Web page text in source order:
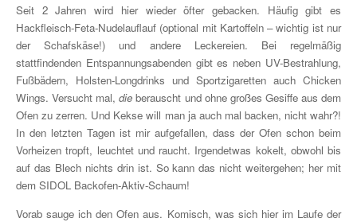
Seit 2 Jahren wird hier wieder öfter gebacken. Häufig gibt es
Hackfleisch-Feta-Nudelauflauf (optional mit Kartoffeln – wichtig ist nur
der Schafskäse!) und andere Leckereien. Bei regelmäßig
stattfindenden Entspannungsabenden gibt es neben UV-Bestrahlung,
Fußbädern, Holsten-Longdrinks und Sportzigaretten auch Chicken
Wings. Versucht mal,die berauscht und ohne großes Gesiffe aus dem
Ofen zu zerren. Und Kekse will man ja auch mal backen, nicht wahr?!
In den letzten Tagen ist mir aufgefallen, dass der Ofen schon beim
Vorheizen tropft, leuchtet und raucht. Irgendetwas kokelt, obwohl bis
auf das Blech nichts drin ist. So kann das nicht weitergehen; her mit
dem SIDOL Backofen-Aktiv-Schaum!
Vorab sauge ich den Ofen aus. Komisch, was sich hier im Laufe der